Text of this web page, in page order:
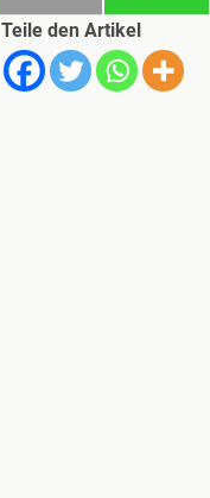
Teile den Artikel